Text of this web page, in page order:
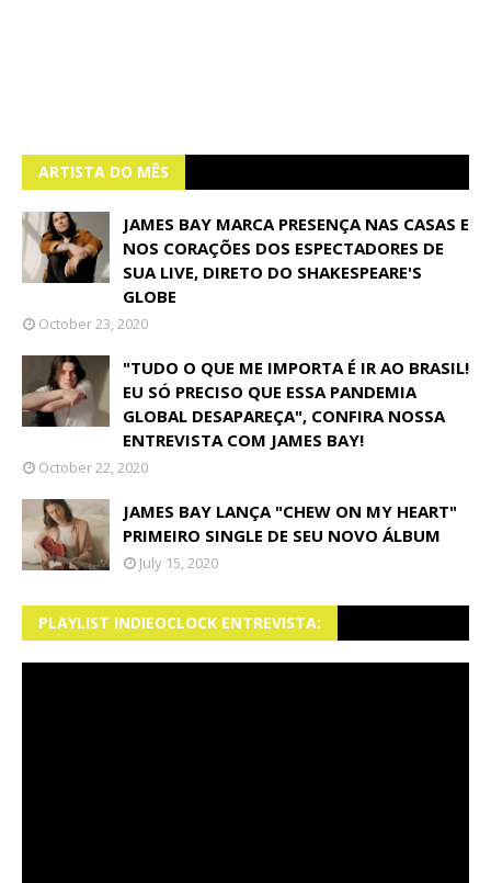
ARTISTA DO MÊS
JAMES BAY MARCA PRESENÇA NAS CASAS E
NOS CORAÇÕES DOS ESPECTADORES DE
SUA LIVE, DIRETO DO SHAKESPEARE'S
GLOBE
October 23, 2020
"TUDO O QUE ME IMPORTA É IR AO BRASIL!
EU SÓ PRECISO QUE ESSA PANDEMIA
GLOBAL DESAPAREÇA", CONFIRA NOSSA
ENTREVISTA COM JAMES BAY!
October 22, 2020
JAMES BAY LANÇA "CHEW ON MY HEART"
PRIMEIRO SINGLE DE SEU NOVO ÁLBUM
July 15, 2020
PLAYLIST INDIEOCLOCK ENTREVISTA: